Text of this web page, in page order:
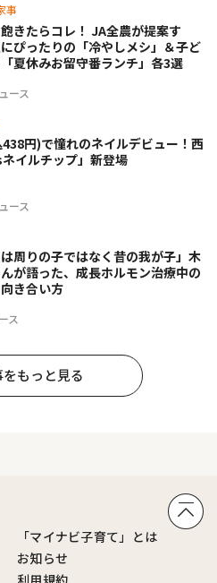
事
ース
きたらコレ！ JA全農が提案す
ぴったりの「冷やしメシ」＆子ど
夏休みお留守番ランチ」各3選
ース
円)で憧れのネイルデビュー！西
イルチップ」新登場
ス
は周りの子ではなく昔の我が子」木
が語った、成長ホルモン治療中の
き合い方
もっと見る
「マイナビ子育て」とは
お知らせ
利用規約